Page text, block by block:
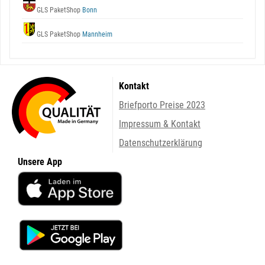
GLS PaketShop Bonn
GLS PaketShop Mannheim
Kontakt
Briefporto Preise 2023
Impressum & Kontakt
Datenschutzerklärung
Unsere App